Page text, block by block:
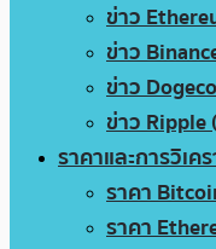
ข่าว
ข่าว
ข่าว
ข่าว Ripple
ราคาและการวิเค
ราคา
ราคา